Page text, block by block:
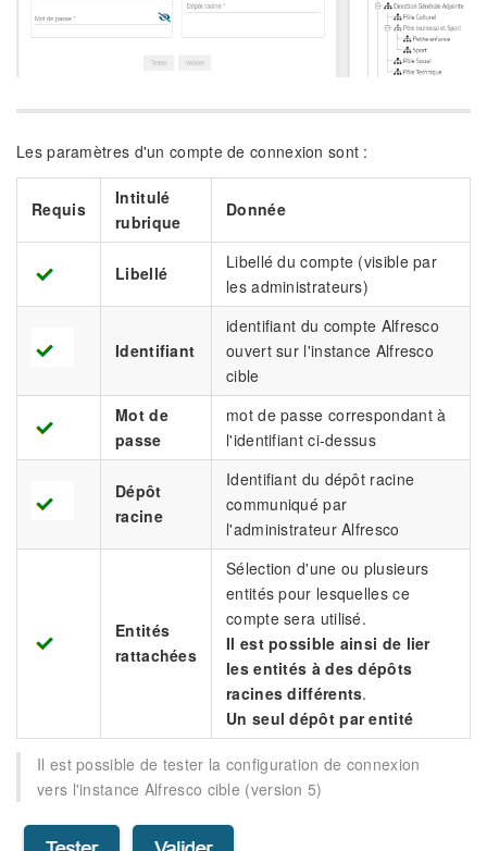
Les paramètres d'un compte de connexion sont :
Requis
Intitulé
rubrique
Donnée
Libellé
Libellé du compte (visible par
les administrateurs)
Identifiant
identifiant du compte Alfresco
ouvert sur l'instance Alfresco
cible
Mot de
passe
mot de passe correspondant à
l'identifiant ci-dessus
Dépôt
racine
Identifiant du dépôt racine
communiqué par
l'administrateur Alfresco
Entités
rattachées
Sélection d'une ou plusieurs
entités pour lesquelles ce
compte sera utilisé.
Il est possible ainsi de lier
les entités à des dépôts
racines différents.
Un seul dépôt par entité
Il est possible de tester la configuration de connexion
vers l'instance Alfresco cible (version 5)